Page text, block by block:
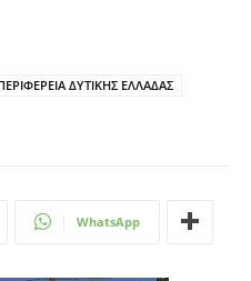
ΔΥΤΙΚΗΣ ΕΛΛΑΔΑΣ
WhatsApp